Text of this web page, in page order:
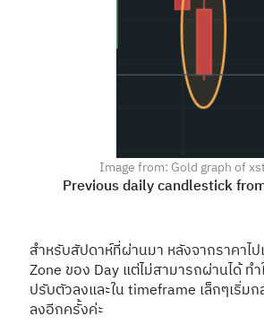
Image from: Gold graph of
Previous daily candlestick
สำหรับสัปดาห์ที่ผ่านมา หลังจากราคาไ
Zone ของ Day แต่ไม่สามารถผ่านได้ ท
ปรับตัวลงและใน timeframe เล็กๆเริ่ม
ลงอีกครั้งค่ะ